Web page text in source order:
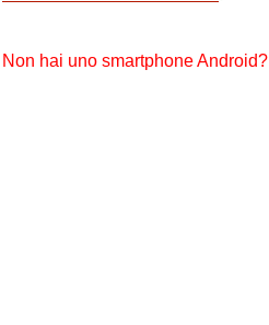
Non hai uno smartphone Android?